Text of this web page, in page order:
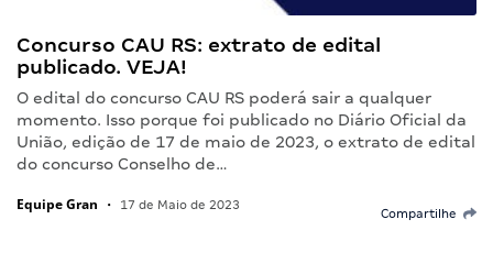
Concurso CAU RS: extrato de edital
publicado. VEJA!
O edital do concurso CAU RS poderá sair a qualquer
momento. Isso porque foi publicado no Diário Oficial da
União, edição de 17 de maio de 2023, o extrato de edital
do concurso Conselho de…
Equipe Gran • 17 de Maio de 2023
Compartilhe